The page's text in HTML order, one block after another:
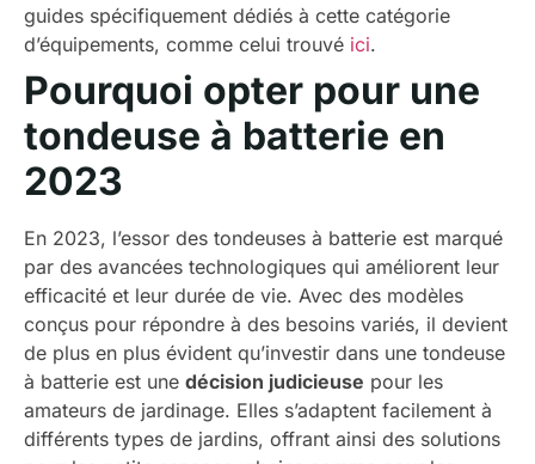
guides spécifiquement dédiés à cette catégorie
d’équipements, comme celui trouvé ici.
Pourquoi opter pour une
tondeuse à batterie en
2023
En 2023, l’essor des tondeuses à batterie est marqué
par des avancées technologiques qui améliorent leur
efficacité et leur durée de vie. Avec des modèles
conçus pour répondre à des besoins variés, il devient
de plus en plus évident qu’investir dans une tondeuse
à batterie est une décision judicieuse pour les
amateurs de jardinage. Elles s’adaptent facilement à
différents types de jardins, offrant ainsi des solutions